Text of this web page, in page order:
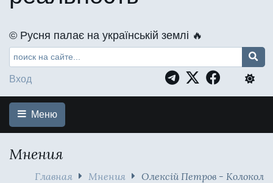
©️ Русня палає на українській землі 🔥
Вход
Меню
Мнения
Главная Мнения
Олексій Петров - Колокол